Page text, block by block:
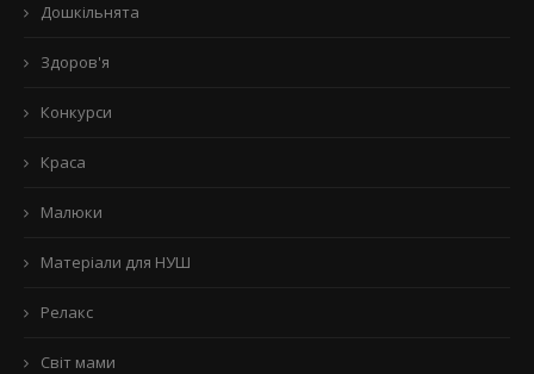
Дошкільнята
Здоров'я
Конкурси
Краса
Малюки
Матеріали для НУШ
Релакс
Світ мами